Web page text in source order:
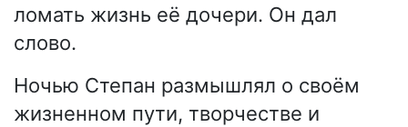
ломать жизнь её дочери. Он дал
слово.
Ночью Степан размышлял о своём
жизненном пути, творчестве и